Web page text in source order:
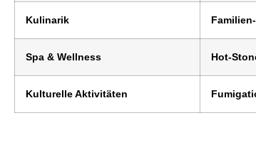
Kulinarik
Spa & Wellness
Kulturelle Aktivitäten